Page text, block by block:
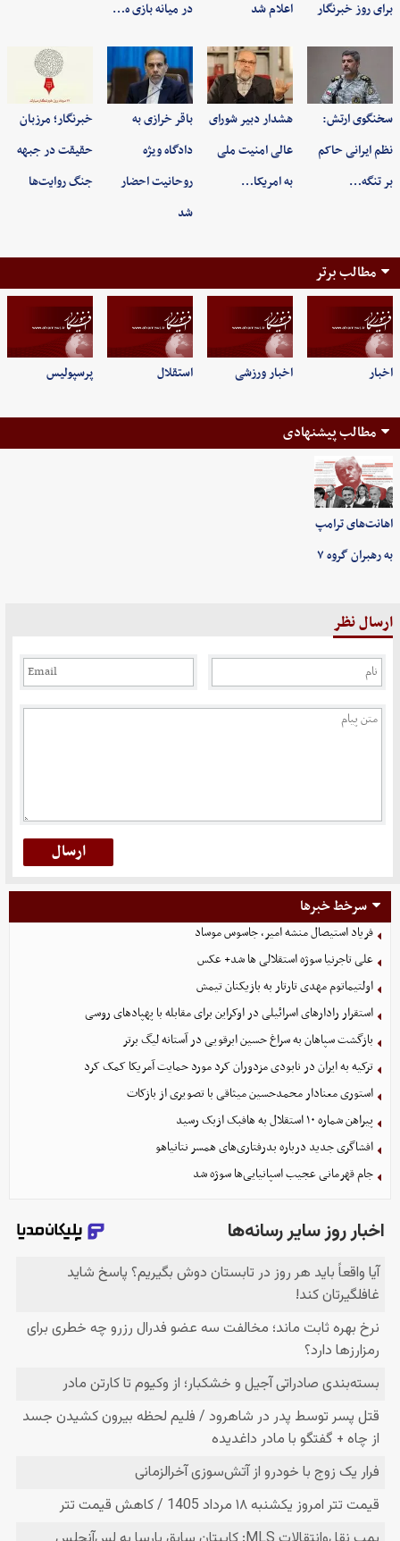
برای روز خبرنگار اعلام شد در میانه بازی ه…
سخنگوی ارتش:
نظم ایرانی حاکم
بر تنگه…
هشدار دبیر شورای
عالی امنیت ملی
به امریکا…
باقر خرازی به
دادگاه ویژه
روحانیت احضار
شد
خبرنگار؛ مرزبان
حقیقت در جبهه
جنگ روایت‌ها
مطالب برتر
اخبار اخبار ورزشی استقلال پرسپولیس
مطالب پیشنهادی
اهانت‌های ترامپ
به رهبران گروه ۷
ارسال نظر
سرخط خبرها
فریاد استیصال منشه امیر، جاسوس موساد
علی تاجرنیا سوژه استقلالی‌ ها شد+ عکس
اولتیماتوم مهدی تارتار به بازیکنان تیمش
استقرار رادارهای اسرائیلی در اوکراین برای مقابله با پهپادهای روسی
بازگشت سپاهان به سراغ حسین ابرقویی در آستانه لیگ برتر
ترکیه به ایران در نابودی مزدوران کرد مورد حمایت آمریکا کمک کرد
استوری معنادار محمدحسین میثاقی با تصویری از بازکات
پیراهن شماره ۱۰ استقلال به هافبک ازبک رسید
افشاگری جدید درباره بدرفتاری‌های همسر نتانیاهو
جام قهرمانی عجیب اسپانیایی‌ها سوژه شد